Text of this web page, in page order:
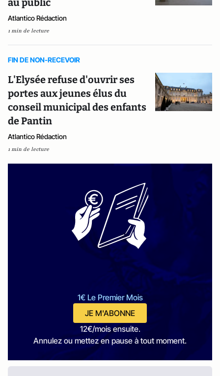
au public
Atlantico Rédaction
1 min de lecture
FIN DE NON-RECEVOIR
L'Elysée refuse d'ouvrir ses
portes aux jeunes élus du
conseil municipal des enfants
de Pantin
Atlantico Rédaction
1 min de lecture
1€ Le Premier Mois
JE M'ABONNE
12€/mois ensuite.
Annulez ou mettez en pause à tout moment.